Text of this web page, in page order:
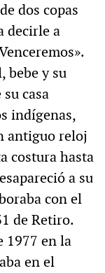
dos copas
decirle a
bebe y su
casa
indígenas,
antiguo reloj
costura hasta
a su
con el
de Retiro.
1977 en la
en el